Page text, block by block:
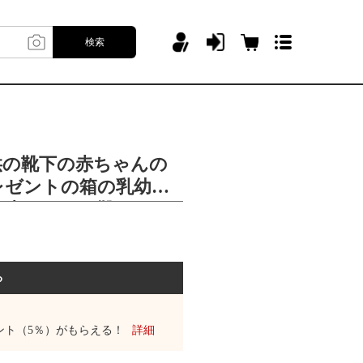
検索
靴下の赤ちゃんの
ントの箱の乳幼児
ト（5％）がもらえる！ 詳細